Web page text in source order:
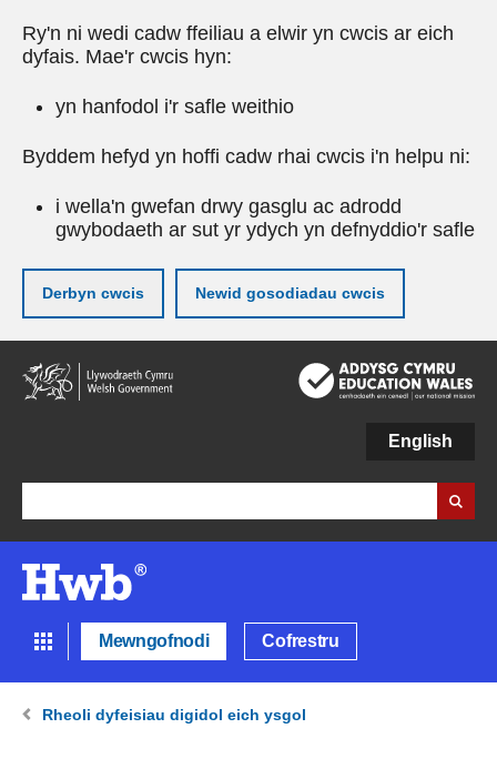
Ry'n ni wedi cadw ffeiliau a elwir yn cwcis ar eich
dyfais. Mae'r cwcis hyn:
yn hanfodol i'r safle weithio
Byddem hefyd yn hoffi cadw rhai cwcis i'n helpu ni:
i wella'n gwefan drwy gasglu ac adrodd
gwybodaeth ar sut yr ydych yn defnyddio'r safle
Derbyn cwcis Newid gosodiadau cwcis
Neidio
i'r
prif
English
Mewngofnodi Cofrestru
Rheoli dyfeisiau digidol eich ysgol